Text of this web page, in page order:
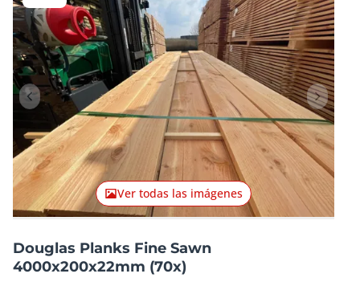
Artículo anterior
Ver todas las imágenes
Douglas Planks Fine Sawn
4000x200x22mm (70x)